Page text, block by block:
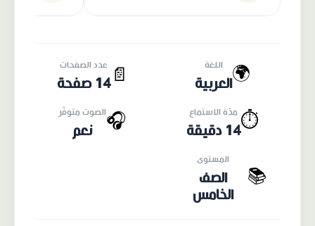
🌍 اللغة
العربية 📄
عدد الصفحات
14 صفحة
⏱️ مدّة الاستماع
14 دقيقة
🎧الصوت متوفّر
نعم
📚
المستوى
الصف
الخامس